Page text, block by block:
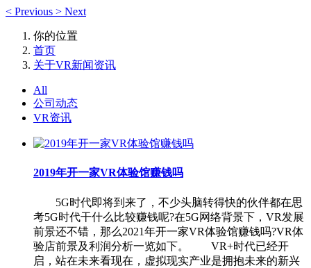
< Previous > Next
你的位置
首页
关于VR新闻资讯
All
公司动态
VR资讯
2019年开一家VR体验馆赚钱吗
5G时代即将到来了，不少头脑转得快的伙伴都在思
考5G时代干什么比较赚钱呢?在5G网络背景下，VR发展
前景还不错，那么2021年开一家VR体验馆赚钱吗?VR体
验店前景及利润分析一览如下。 VR+时代已经开
启，站在未来看现在，虚拟现实产业是拥抱未来的新兴